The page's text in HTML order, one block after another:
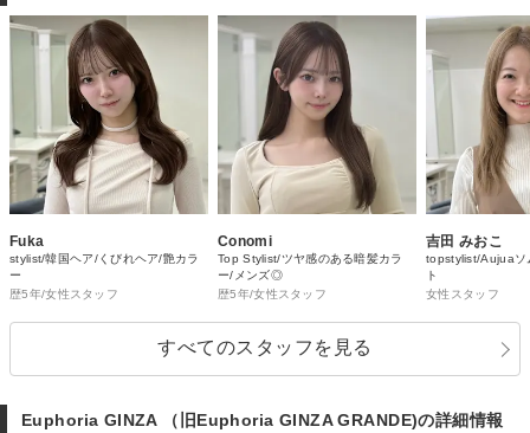
Fuka
stylist/韓国ヘア/くびれヘア/艶カラ
ー
歴5年/女性スタッフ
Conomi
Top Stylist/ツヤ感のある暗髪カラ
ー/メンズ◎
歴5年/女性スタッフ
吉田 みおこ
topstylist/Aujuaソ
ト
女性スタッフ
すべてのスタッフを見る
Euphoria GINZA （旧Euphoria GINZA GRANDE)の詳細情報